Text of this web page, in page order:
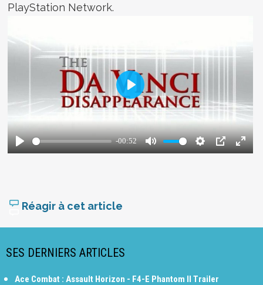
PlayStation Network.
Réagir à cet article
SES DERNIERS ARTICLES
Ace Combat : Assault Horizon - F4-E Phantom II Trailer